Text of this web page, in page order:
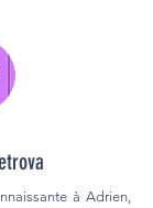
à Adrien,